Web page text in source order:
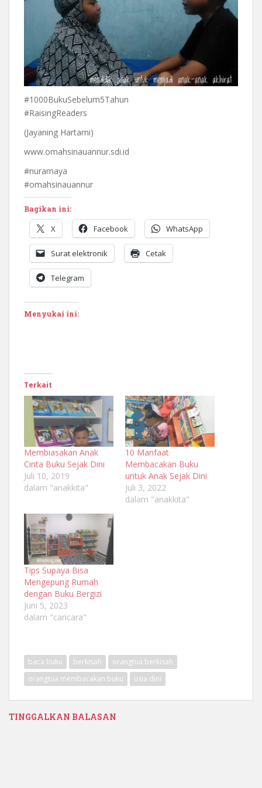
#1000BukuSebelum5Tahun
#RaisingReaders
(Jayaning Hartami)
www.omahsinauannur.sdi.id
#nuramaya
#omahsinauannur
Bagikan ini:
X Facebook WhatsApp
Surat elektronik Cetak
Telegram
Menyukai ini:
Terkait
Membiasakan Anak
Cinta Buku Sejak Dini
Juli 10, 2019
dalam "anakkita"
10 Manfaat
Membacakan Buku
untuk Anak Sejak Dini
Juli 3, 2022
dalam "anakkita"
Tips Supaya Bisa
Mengepung Rumah
dengan Buku Bergizi
Juni 5, 2023
dalam "caricara"
baca buku berkisah
orangtua berkisah
orangtua membacakan buku
usia dini
TINGGALKAN BALASAN